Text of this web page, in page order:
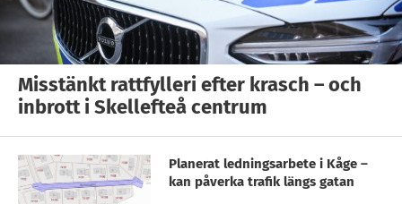
Misstänkt rattfylleri efter krasch – och
inbrott i Skellefteå centrum
Planerat ledningsarbete i Kåge –
kan påverka trafik längs gatan